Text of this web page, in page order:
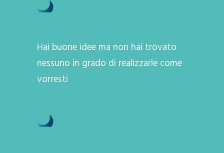
Hai buone idee ma non hai trovato
nessuno in grado di realizzarle come
vorresti